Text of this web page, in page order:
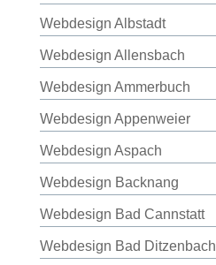
Webdesign Albstadt
Webdesign Allensbach
Webdesign Ammerbuch
Webdesign Appenweier
Webdesign Aspach
Webdesign Backnang
Webdesign Bad Cannstatt
Webdesign Bad Ditzenbach